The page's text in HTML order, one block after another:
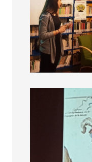
Fascino femminile